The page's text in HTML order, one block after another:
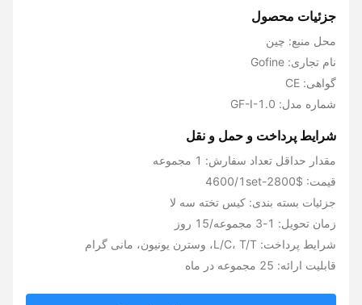
جزئیات محصول
محل منبع: چین
نام تجاری: Gofine
گواهی: CE
شماره مدل: GF-I-1.0
شرایط پرداخت و حمل و نقل
مقدار حداقل تعداد سفارش: 1 مجموعه
قیمت: $2800-4600/1set
جزئیات بسته بندی: کیس تخته سه لا
زمان تحویل: 1-3 مجموعه/15 روز
شرایط پرداخت: L/C، T/T، وسترن یونیون، مانی گرام
قابلیت ارائه: 25 مجموعه در ماه